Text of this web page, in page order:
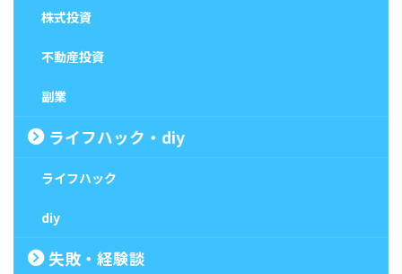
株式投資
不動産投資
副業
ライフハック・diy
ライフハック
diy
失敗・経験談